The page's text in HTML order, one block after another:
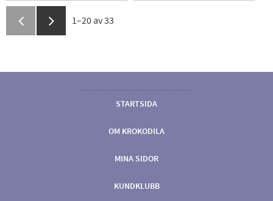
1–20 av33
STARTSIDA
OM KROKODILA
MINA SIDOR
KUNDKLUBB